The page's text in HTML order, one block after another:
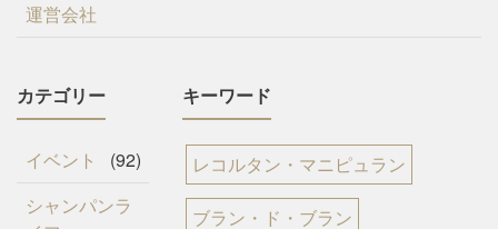
運営会社
カテゴリー
イベント
(92)
シャンパンラ
キーワード
レコルタン・マニピュラン
ブラン・ド・ブラン